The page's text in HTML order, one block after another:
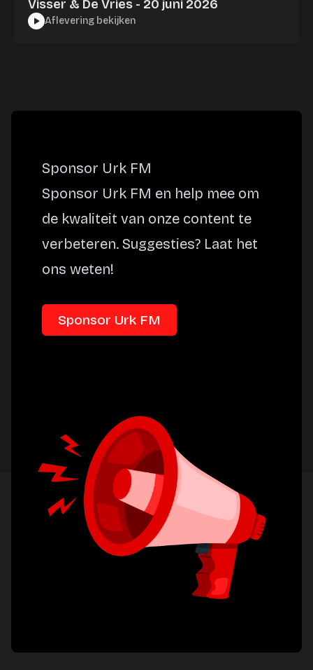
Visser & De Vries - 20 juni 2026
Aflevering bekijken
Sponsor Urk FM
Sponsor Urk FM en help mee om
de kwaliteit van onze content te
verbeteren. Suggesties? Laat het
ons weten!
Sponsor Urk FM